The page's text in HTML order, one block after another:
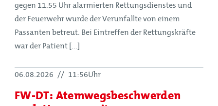
gegen 11.55 Uhr alarmierten Rettungsdienstes und
der Feuerwehr wurde der Verunfallte von einem
Passanten betreut. Bei Eintreffen der Rettungskräfte
war der Patient [...]
06.08.2026 // 11:56Uhr
FW-DT: Atemwegsbeschwerden